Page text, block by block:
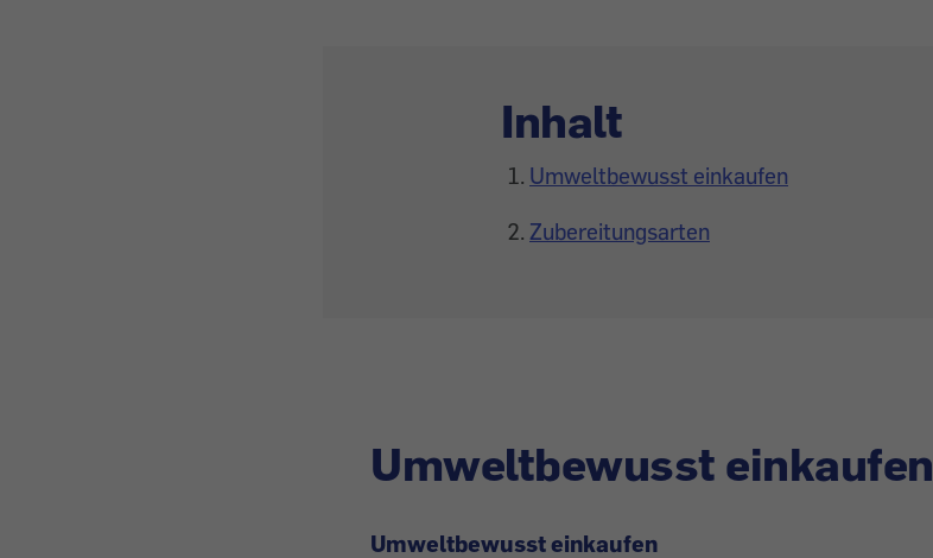
Inhalt
Umweltbewusst einkaufen
Zubereitungsarten
Umweltbewusst einkaufen
Umweltbewusst einkaufen